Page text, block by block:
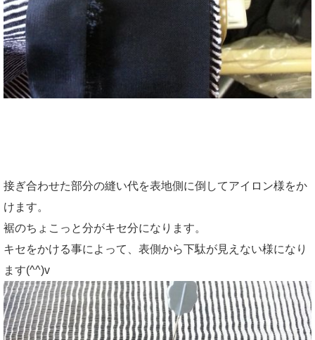
接ぎ合わせた部分の縫い代を表地側に倒してアイロン様をか
けます。
裾のちょこっと分がキセ分になります。
キセをかける事によって、表側から下駄が見えない様になり
ます(^^)v